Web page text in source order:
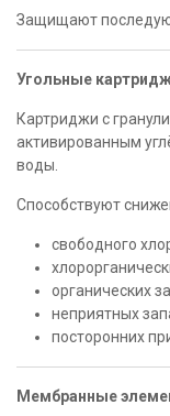
Защищают
Угольные
Картриджи с
активированным
воды.
Способствуют
свободного
органических
неприятных
посторонних
Мембранные